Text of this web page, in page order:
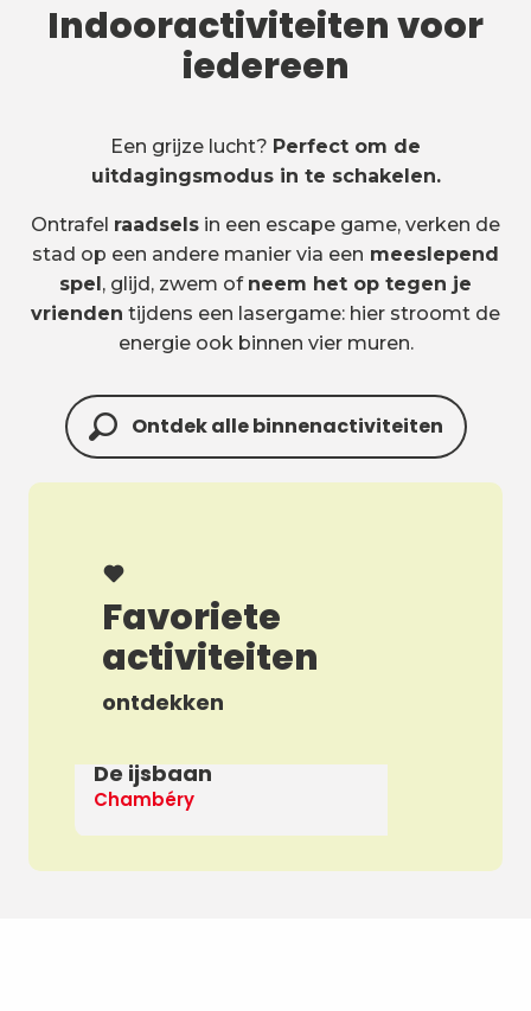
Indooractiviteiten voor
iedereen
Een grijze lucht? Perfect om de
uitdagingsmodus in te schakelen.
Ontrafel raadsels in een escape game, verken de
stad op een andere manier via een meeslepend
spel, glijd, zwem of neem het op tegen je
vrienden tijdens een lasergame: hier stroomt de
energie ook binnen vier muren.
Ontdek alle binnenactiviteiten
Favoriete
activiteiten
ontdekken
De ijsbaan
Chambéry